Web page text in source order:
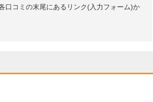
口コミの末尾にあるリンク(入力フォーム)か